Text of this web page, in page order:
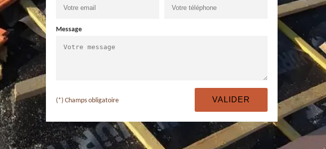
Message
(*) Champs obligatoire